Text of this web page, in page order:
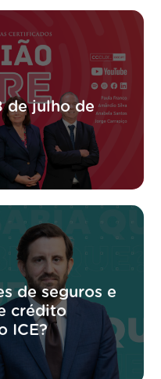
de julho de
de seguros e
crédito
ICE?